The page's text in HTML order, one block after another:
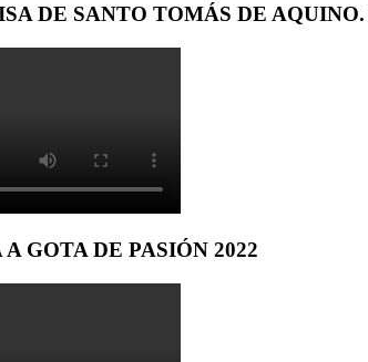
DE SANTO TOMÁS DE
GOTA DE PASIÓN 2022